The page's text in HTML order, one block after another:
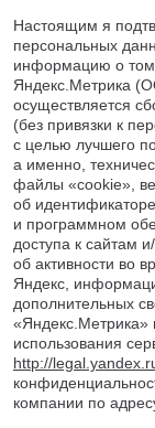
Настоящим я
персональных
информацию о
Яндекс.Метрика
осуществляется
(без привязки к
с целью лучшего
а именно,
файлы «cookie»,
об
и программном
доступа к сайтам
об активности во
Яндекс,
дополнительных
«Яндекс.Метрика»
использования
http://
компании по